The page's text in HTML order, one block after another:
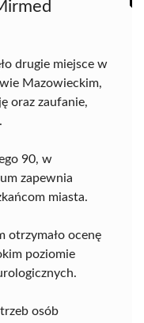
drugie miejsce w
Mazowieckim,
oraz zaufanie,
90, w
zapewnia
miasta.
otrzymało ocenę
poziomie
osób